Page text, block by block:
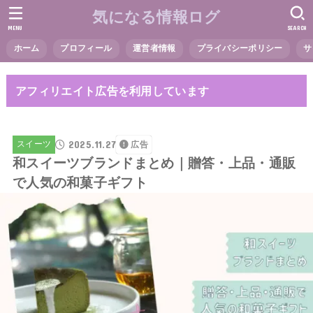
気になる情報ログ
ホーム プロフィール 運営者情報 プライバシーポリシー
SEARCH
MENU
アフィリエイト広告を利用しています
スイーツ 2025.11.27 広告
和スイーツブランドまとめ｜贈答・上品・通販
で人気の和菓子ギフト